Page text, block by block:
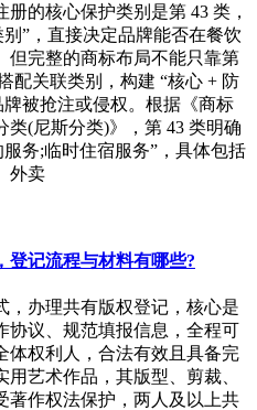
的核心保护类别是第 43 类，
”，直接决定品牌能否在餐饮
但完整的商标布局不能只靠第
配关联类别，构建 “核心 + 防
被抢注或侵权。根据《商标
类(尼斯分类)》，第 43 类明确
务;临时住宿服务”，具体包括
外卖
登记流程与材料有哪些?
，办理共有版权登记，核心是
协议、规范填报信息，全程可
体权利人，合法有效且具备完
艺术作品，其版型、剪裁、
著作权法保护，两人及以上共